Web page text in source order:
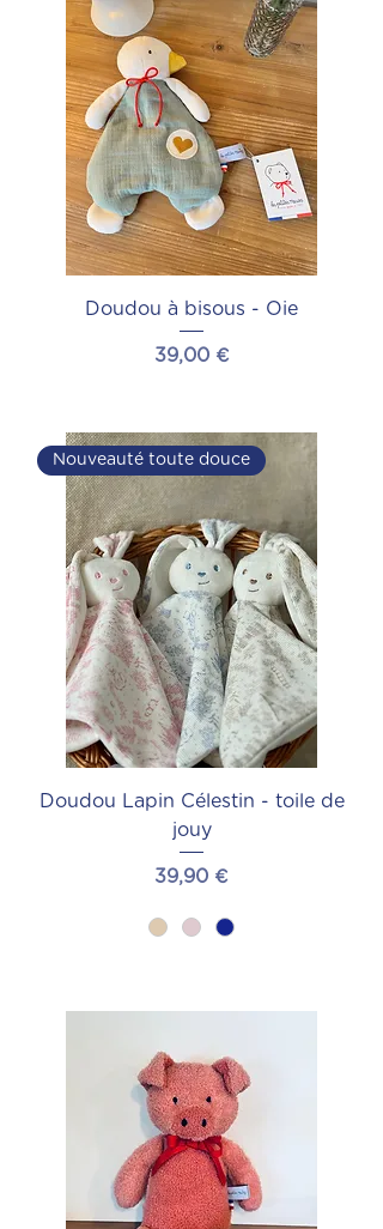
Doudou à bisous - Oie
Prix
39,00 €
Nouveauté toute douce
Doudou Lapin Célestin - toile de
jouy
Prix
39,90 €